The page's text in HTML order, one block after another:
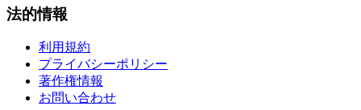
法的情報
利用規約
プライバシーポリシー
著作権情報
お問い合わせ